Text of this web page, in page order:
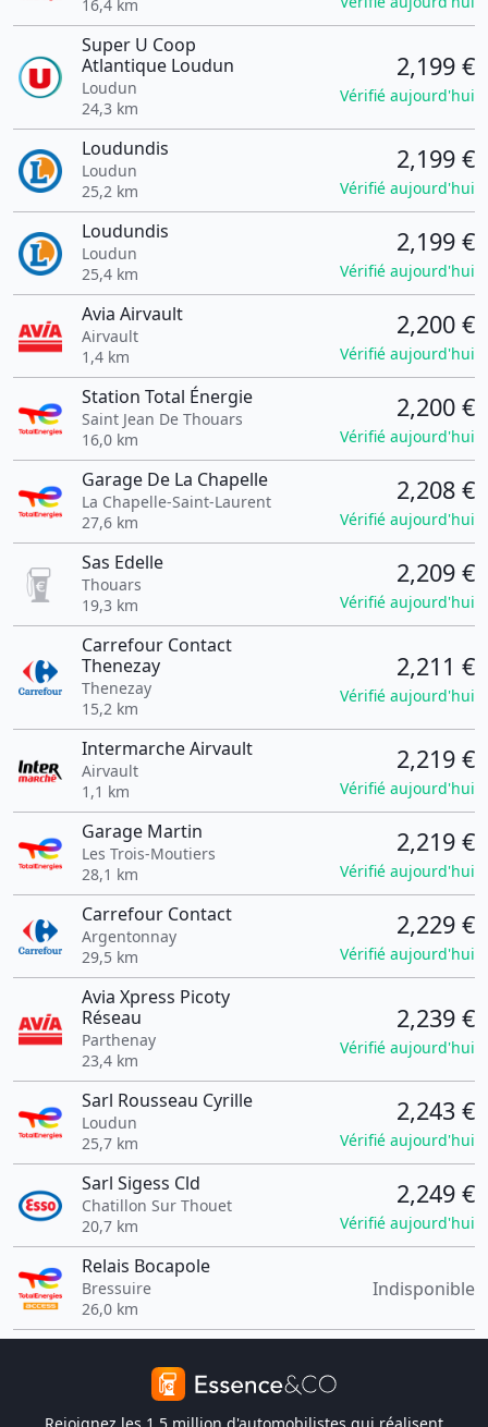
16,4 km
Super U Coop
Atlantique Loudun
Loudun
24,3 km
2,199 €
Vérifié aujourd'hui
Loudundis
Loudun
25,2 km
2,199 €
Vérifié aujourd'hui
Loudundis
Loudun
25,4 km
2,199 €
Vérifié aujourd'hui
Avia Airvault
Airvault
1,4 km
2,200 €
Vérifié aujourd'hui
Station Total Énergie
Saint Jean De Thouars
16,0 km
2,200 €
Vérifié aujourd'hui
Garage De La Chapelle
La Chapelle-Saint-Laurent
27,6 km
2,208 €
Vérifié aujourd'hui
Sas Edelle
Thouars
19,3 km
2,209 €
Vérifié aujourd'hui
Carrefour Contact
Thenezay
Thenezay
15,2 km
2,211 €
Vérifié aujourd'hui
Intermarche Airvault
Airvault
1,1 km
2,219 €
Vérifié aujourd'hui
Garage Martin
Les Trois-Moutiers
28,1 km
2,219 €
Vérifié aujourd'hui
Carrefour Contact
Argentonnay
29,5 km
2,229 €
Vérifié aujourd'hui
Avia Xpress Picoty
Réseau
Parthenay
23,4 km
2,239 €
Vérifié aujourd'hui
Sarl Rousseau Cyrille
Loudun
25,7 km
2,243 €
Vérifié aujourd'hui
Sarl Sigess Cld
Chatillon Sur Thouet
20,7 km
2,249 €
Vérifié aujourd'hui
Relais Bocapole
Bressuire
26,0 km
Indisponible